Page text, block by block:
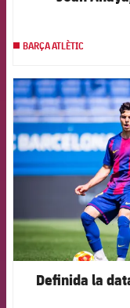
BARÇA ATLÈTIC
Definida la